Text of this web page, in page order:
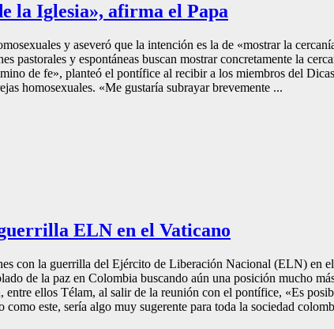
la Iglesia», afirma el Papa
y aseveró que la intención es la de «mostrar la
y espontáneas buscan mostrar concretamente la
de fe», planteó el pontífice al recibir a los miembros del
homosexuales. «Me gustaría subrayar brevemente ...
ELN en el Vaticano
con la guerrilla del Ejército de Liberación Nacional (ELN) en
de la paz en Colombia buscando aún una posición mucho
ellos Télam, al salir de la reunión con el pontífice, «Es
este, sería algo muy sugerente para toda la sociedad